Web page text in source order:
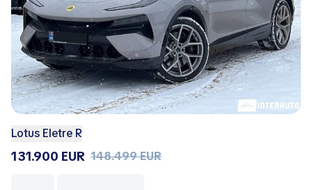
Lotus Eletre R
131.900 EUR 148.499 EUR